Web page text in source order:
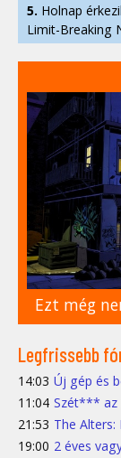
5. Holnap
Limit-Breaking
Ezt még
Legfrissebb
14:03 Új gép és
11:04 Szét*** az
21:53 The
19:00 2 éves